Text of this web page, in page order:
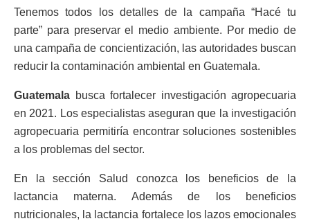
Tenemos todos los detalles de la campaña “Hacé tu
parte” para preservar el medio ambiente. Por medio de
una campaña de concientización, las autoridades buscan
reducir la contaminación ambiental en Guatemala.
Guatemala busca fortalecer investigación agropecuaria
en 2021. Los especialistas aseguran que la investigación
agropecuaria permitiría encontrar soluciones sostenibles
a los problemas del sector.
En la sección Salud conozca los beneficios de la
lactancia materna. Además de los beneficios
nutricionales, la lactancia fortalece los lazos emocionales